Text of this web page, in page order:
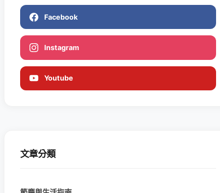
Facebook
Instagram
Youtube
文章分類